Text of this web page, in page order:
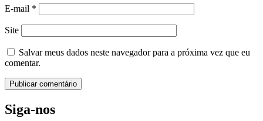
E-mail *
Site
Salvar meus dados neste navegador para a próxima vez que eu
comentar.
Siga-nos